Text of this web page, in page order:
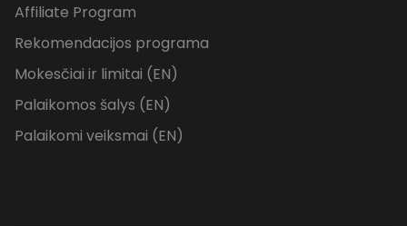
Affiliate Program
Rekomendacijos programa
Mokesčiai ir limitai (EN)
Palaikomos šalys (EN)
Palaikomi veiksmai (EN)